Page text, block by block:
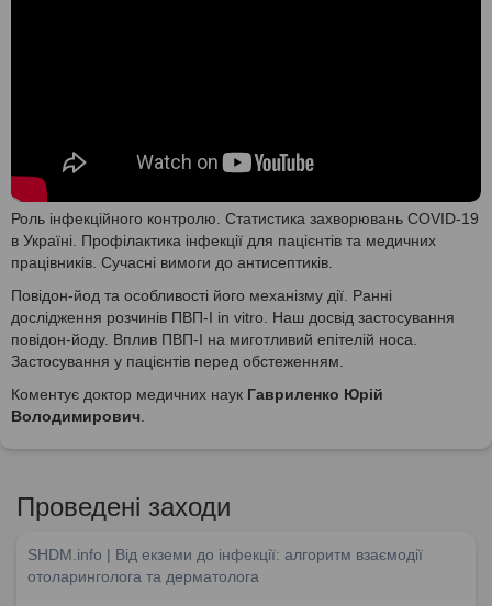
Роль інфекційного контролю. Статистика захворювань COVID-19
в Україні. Профілактика інфекції для пацієнтів та медичних
працівників. Сучасні вимоги до антисептиків.
Повідон-йод та особливості його механізму дії. Ранні
дослідження розчинів ПВП-І in vitro. Наш досвід застосування
повідон-йоду. Вплив ПВП-І на миготливий епітелій носа.
Застосування у пацієнтів перед обстеженням.
Коментує доктор медичних наук Гавриленко Юрій
Володимирович
Проведені заходи
SHDM.info | Від екземи до інфекції: алгоритм взаємодії
отоларинголога та дерматолога